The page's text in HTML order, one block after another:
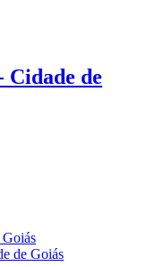
de
de Goiás